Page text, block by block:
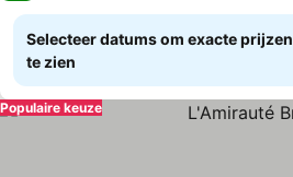
Selecteer datums om exacte prijzen
te zien
Populaire keuze